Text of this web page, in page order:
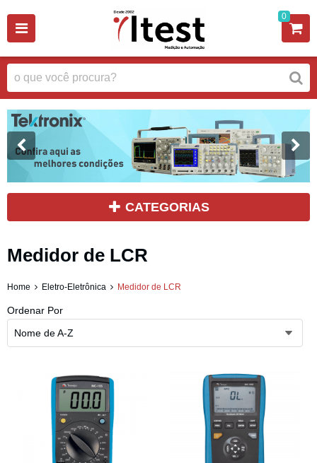
0
CATEGORIAS
Medidor de LCR
Home Eletro-Eletrônica Medidor de LCR
Ordenar Por
Nome de A-Z